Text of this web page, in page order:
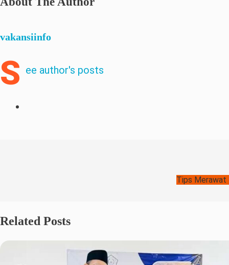
vakansiinfo
S ee author's posts
Tips Merawat
Related Posts